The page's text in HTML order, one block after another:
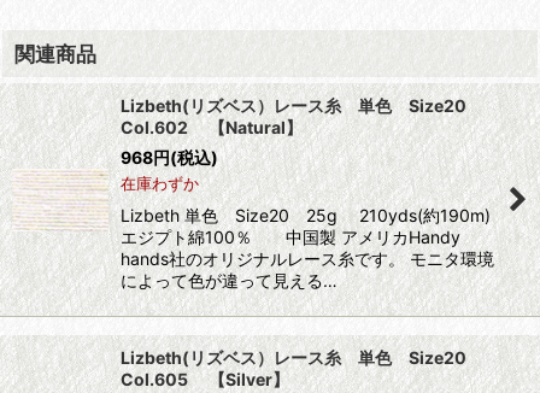
関連商品
Lizbeth(リズベス）レース糸 単色 Size20
Col.602 【Natural】
968円(税込)
在庫わずか
Lizbeth 単色 Size20 25g 210yds(約190m)
エジプト綿100％ 中国製 アメリカHandy
hands社のオリジナルレース糸です。 モニタ環境
によって色が違って見える…
Lizbeth(リズベス）レース糸 単色 Size20
Col.605 【Silver】